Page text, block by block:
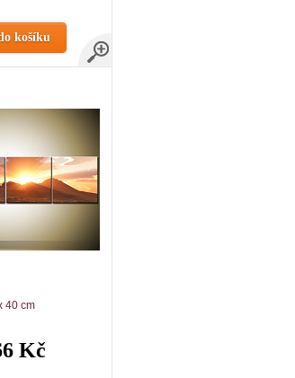
košíku
40 cm
Kč